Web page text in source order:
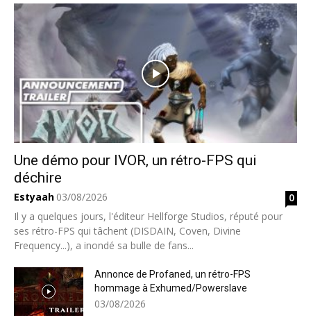
Une démo pour IVOR, un rétro-FPS qui
déchire
Estyaah 03/08/2026
0
Il y a quelques jours, l'éditeur Hellforge Studios, réputé pour
ses rétro-FPS qui tâchent (DISDAIN, Coven, Divine
Frequency...), a inondé sa bulle de fans...
Annonce de Profaned, un rétro-FPS
hommage à Exhumed/Powerslave
03/08/2026